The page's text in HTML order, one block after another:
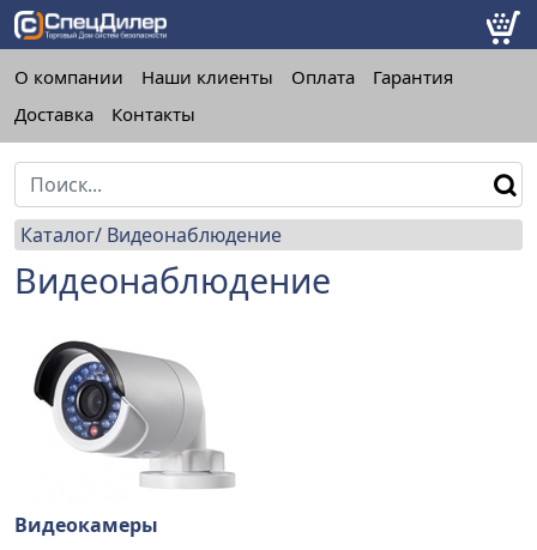
О компании Наши клиенты Оплата
Гарантия
Доставка
Контакты
Каталог Видеонаблюдение
Видеонаблюдение
Видеокамеры